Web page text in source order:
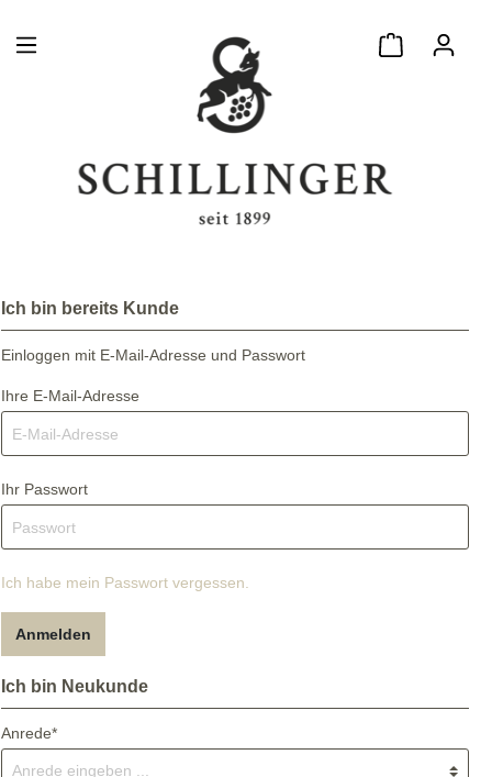
Ich bin bereits Kunde
Einloggen mit E-Mail-Adresse und Passwort
Ihre E-Mail-Adresse
Ihr Passwort
Ich habe mein Passwort vergessen.
Anmelden
Ich bin Neukunde
Anrede*